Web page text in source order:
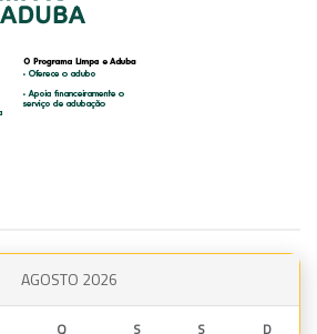
AGOSTO 2026
Q S S D